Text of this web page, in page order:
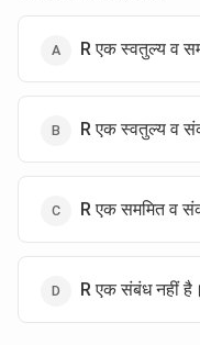
R एक स्वतुल्य व
R एक स्वतुल्य व
R एक सममित व
R एक संबंध नहीं है।